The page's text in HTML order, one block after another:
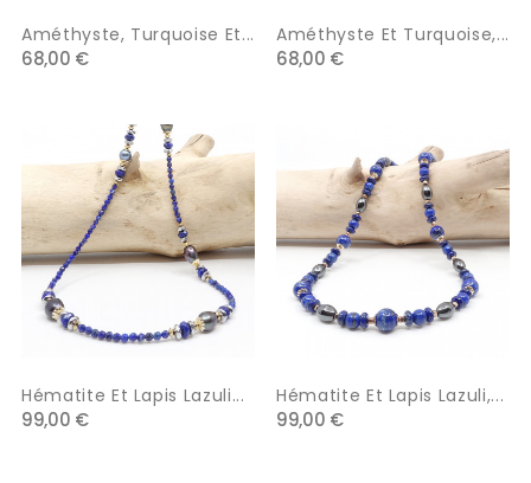
Améthyste, Turquoise Et...
68,00 €
Améthyste Et Turquoise,...
68,00 €
Hématite Et Lapis Lazuli...
99,00 €
Hématite Et Lapis Lazuli,...
99,00 €